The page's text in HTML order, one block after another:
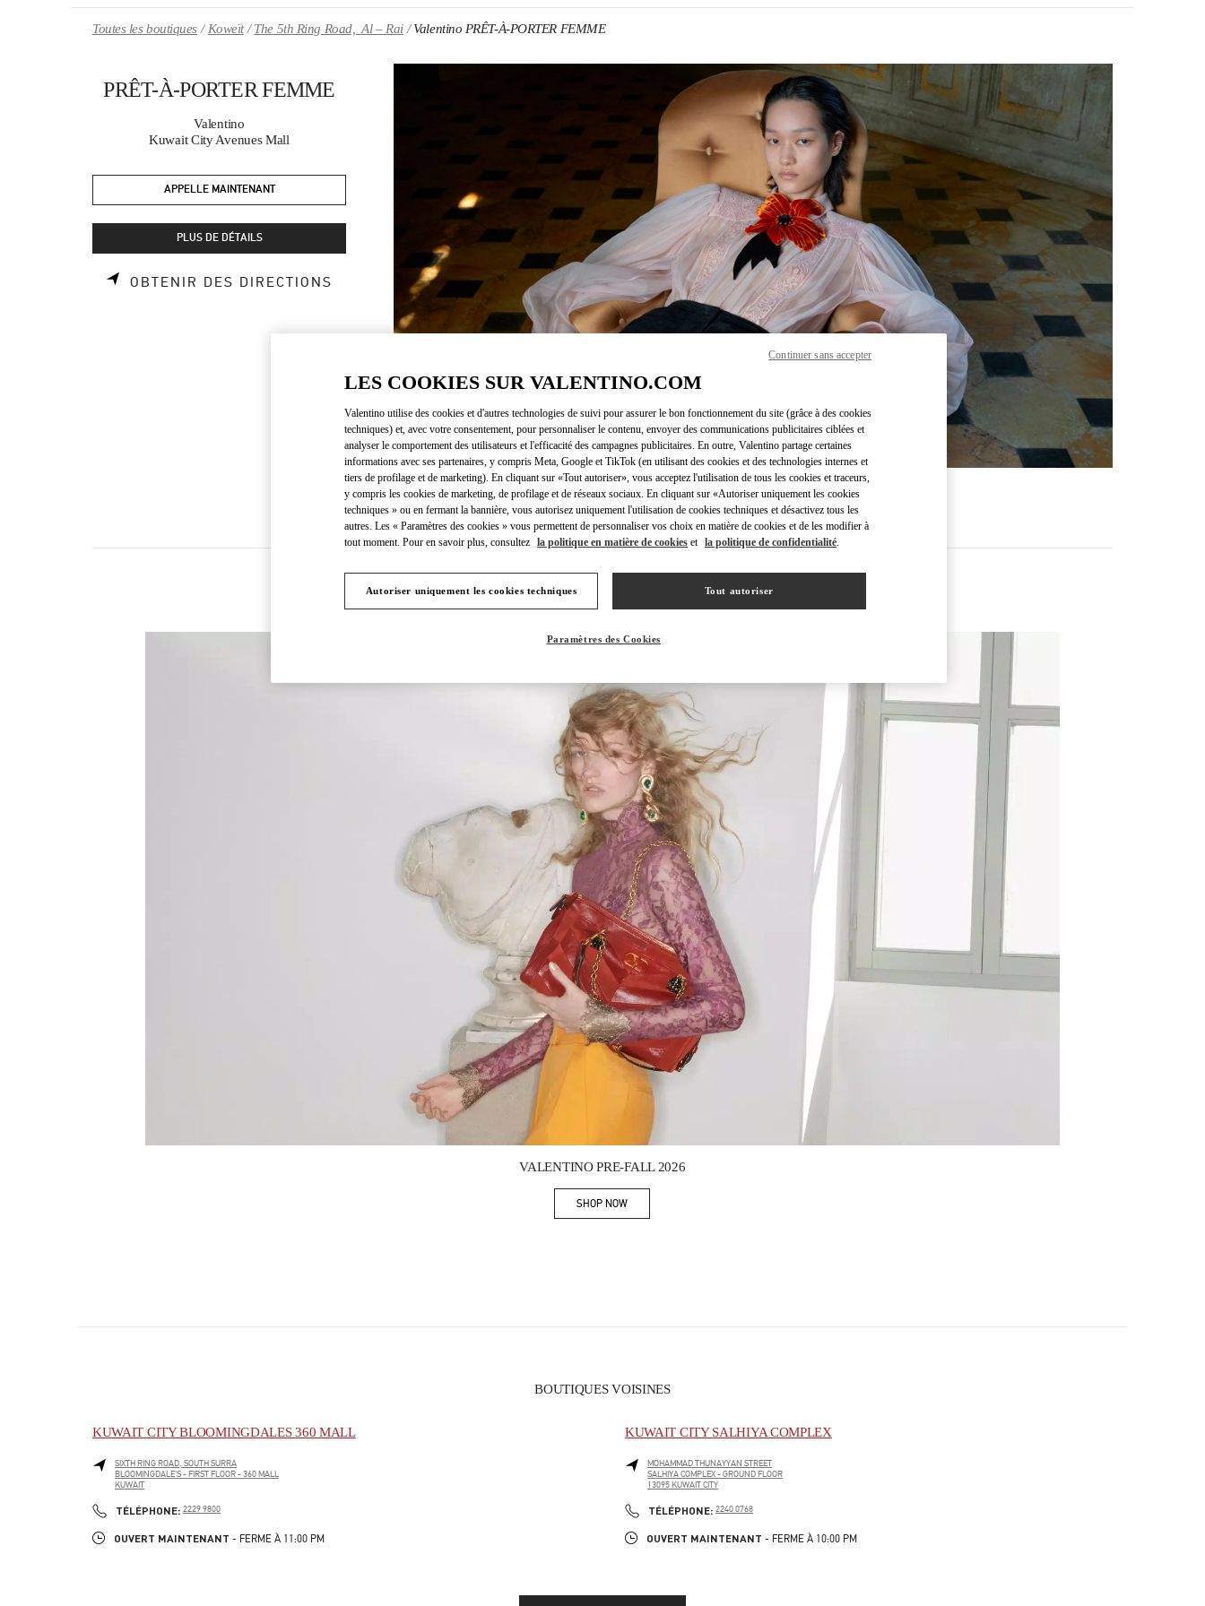
Toutes les boutiques Koweït The 5th Ring Road, Al – Rai Valentino PRÊT-À-PORTER FEMME
PRÊT-À-PORTER FEMME
Valentino
Kuwait City Avenues Mall
APPELLE MAINTENANT
PLUS DE DÉTAILS
OBTENIR DES DIRECTIONS LINK OPENS IN NEW TAB
DÉCOUVRIR PLUS
Link Opens in New Tab
NOUVEAUTÉS
VALENTINO PRE-FALL 2026
SHOP NOWLink Opens in New Tab
BOUTIQUES VOISINES
KUWAIT CITY BLOOMINGDALES 360 MALL
SIXTH RING ROAD, SOUTH SURRA
BLOOMINGDALE'S - FIRST FLOOR - 360 MALL
KUWAIT
TÉLÉPHONE: PHONE
2229 9800
OUVERT MAINTENANT - FERME À 11:00 PM
KUWAIT CITY SALHIYA COMPLEX
MOHAMMAD THUNAYYAN STREET
SALHIYA COMPLEX - GROUND FLOOR
13095 KUWAIT CITY
TÉLÉPHONE: PHONE
2240 0768
OUVERT MAINTENANT - FERME À 10:00 PM
LES COOKIES SUR VALENTINO.COM
Valentino utilise des cookies et d'autres technologies de suivi pour assurer le bon fonctionnement du site (grâce à des cookies
techniques) et, avec votre consentement, pour personnaliser le contenu, envoyer des communications publicitaires ciblées et
analyser le comportement des utilisateurs et l'efficacité des campagnes publicitaires. En outre, Valentino partage certaines
informations avec ses partenaires, y compris Meta, Google et TikTok (en utilisant des cookies et des technologies internes et
tiers de profilage et de marketing). En cliquant sur «Tout autoriser», vous acceptez l'utilisation de tous les cookies et traceurs,
y compris les cookies de marketing, de profilage et de réseaux sociaux. En cliquant sur «Autoriser uniquement les cookies
techniques » ou en fermant la bannière, vous autorisez uniquement l'utilisation de cookies techniques et désactivez tous les
autres. Les « Paramètres des cookies » vous permettent de personnaliser vos choix en matière de cookies et de les modifier à
tout moment. Pour en savoir plus, consultez la politique en matière de cookies et la politique de confidentialité.
Autoriser uniquement les cookies techniques Tout autoriser
Paramètres des Cookies
Continuer sans accepter